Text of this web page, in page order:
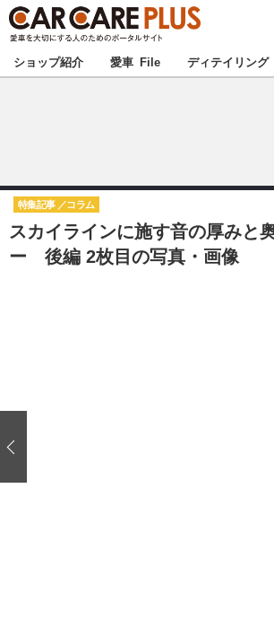
★カーケア
甲信越
注目の記事
シ
ヘ
フィ
鈑金・塗装
ストップ
ショップ紹介 愛車 File ディテイリング
スカイラインに施す音の厚みと
ー 後編 2枚目の写真・画像
特集記事 コラム